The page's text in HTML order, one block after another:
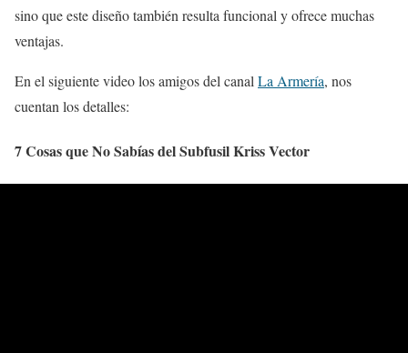
sino que este diseño también resulta funcional y ofrece muchas
ventajas.
En el siguiente video los amigos del canal La Armería, nos
cuentan los detalles:
7 Cosas que No Sabías del Subfusil Kriss Vector